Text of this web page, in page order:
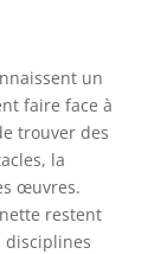
un
faire face à
trouver des
la
œuvres.
restent
disciplines